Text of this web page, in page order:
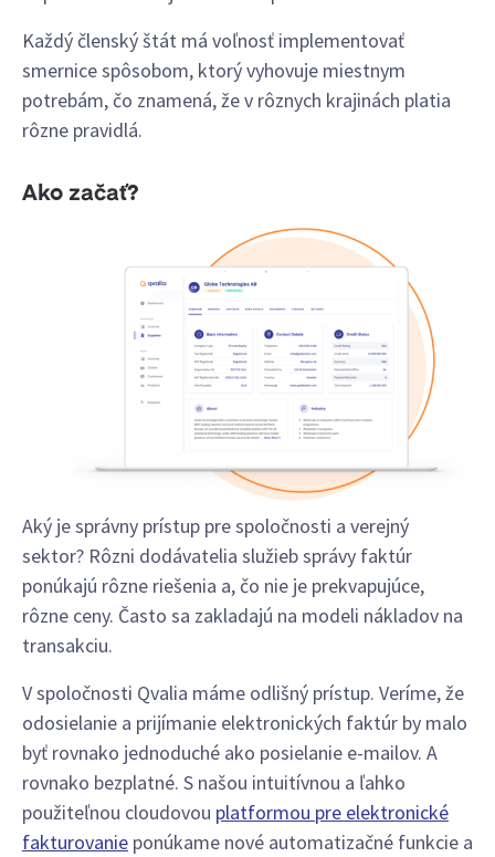
Každý členský štát má voľnosť implementovať
smernice spôsobom, ktorý vyhovuje miestnym
potrebám, čo znamená, že v rôznych krajinách platia
rôzne pravidlá.
Ako začať?
Aký je správny prístup pre spoločnosti a verejný
sektor? Rôzni dodávatelia služieb správy faktúr
ponúkajú rôzne riešenia a, čo nie je prekvapujúce,
rôzne ceny. Často sa zakladajú na modeli nákladov na
transakciu.
V spoločnosti Qvalia máme odlišný prístup. Veríme, že
odosielanie a prijímanie elektronických faktúr by malo
byť rovnako jednoduché ako posielanie e-mailov. A
rovnako bezplatné. S našou intuitívnou a ľahko
použiteľnou cloudovou platformou pre elektronické
fakturovanie ponúkame nové automatizačné funkcie a